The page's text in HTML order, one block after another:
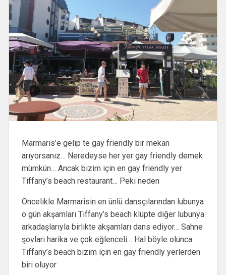
Marmaris’e gelip te gay friendly bir mekan
arıyorsanız… Neredeyse her yer gay friendly demek
mümkün… Ancak bizim için en gay friendly yer
Tiffany’s beach restaurant… Peki neden
Öncelikle Marmarisin en ünlü dansçılarından lubunya
o gün akşamları Tiffany’s beach klüpte diğer lubunya
arkadaşlarıyla birlikte akşamları dans ediyor… Sahne
şovları harika ve çok eğlenceli… Hal böyle olunca
Tiffany’s beach bizim için en gay friendly yerlerden
biri oluyor